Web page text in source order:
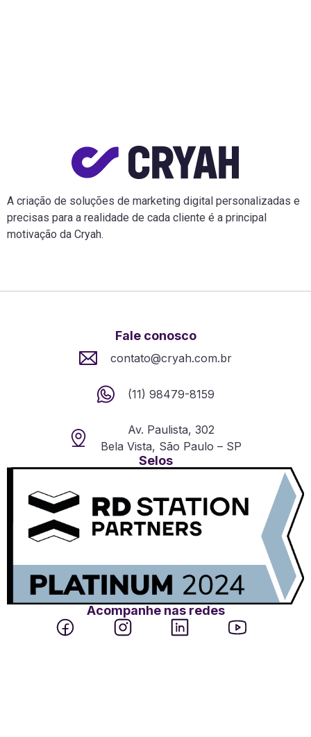
A criação de soluções de marketing digital personalizadas e
precisas para a realidade de cada cliente é a principal
motivação da Cryah.
Fale conosco
contato@cryah.com.br
(11) 98479-8159
Av. Paulista, 302
Bela Vista, São Paulo – SP
Selos
Acompanhe nas redes